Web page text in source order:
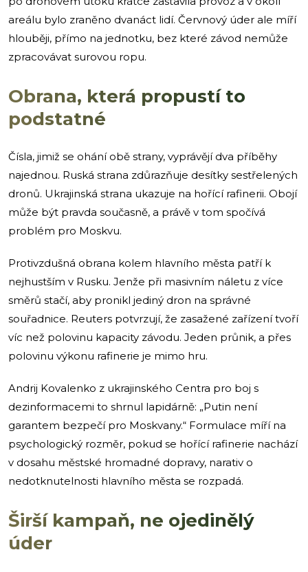
areálu bylo zraněno dvanáct lidí. Červnový úder ale míří
hlouběji, přímo na jednotku, bez které závod nemůže
zpracovávat surovou ropu.
Obrana, která propustí to
podstatné
Čísla, jimiž se ohání obě strany, vyprávějí dva příběhy
najednou. Ruská strana zdůrazňuje desítky sestřelených
dronů. Ukrajinská strana ukazuje na hořící rafinerii. Obojí
může být pravda současně, a právě v tom spočívá
problém pro Moskvu.
Protivzdušná obrana kolem hlavního města patří k
nejhustším v Rusku. Jenže při masivním náletu z více
směrů stačí, aby pronikl jediný dron na správné
souřadnice. Reuters potvrzují, že zasažené zařízení tvoří
víc než polovinu kapacity závodu. Jeden průnik, a přes
polovinu výkonu rafinerie je mimo hru.
Andrij Kovalenko z ukrajinského Centra pro boj s
dezinformacemi to shrnul lapidárně: „Putin není
garantem bezpečí pro Moskvany.“ Formulace míří na
psychologický rozměr, pokud se hořící rafinerie nachází
v dosahu městské hromadné dopravy, narativ o
nedotknutelnosti hlavního města se rozpadá.
Širší kampaň, ne ojedinělý
úder